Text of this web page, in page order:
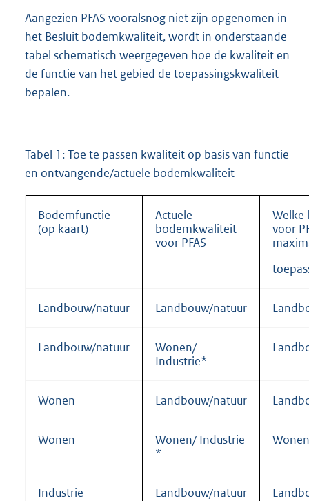
Aangezien PFAS vooralsnog niet zijn opgenomen in
het Besluit bodemkwaliteit, wordt in onderstaande
tabel schematisch weergegeven hoe de kwaliteit en
de functie van het gebied de toepassingskwaliteit
bepalen.
Tabel 1: Toe te passen kwaliteit op basis van functie
en ontvangende/actuele bodemkwaliteit
Bodemfunctie
(op kaart)
Actuele
bodemkwaliteit
voor PFAS
Welke
voor
Landbouw/natuur Landbouw/natuur
Landbouw/natuur
Wonen/
Industrie*
Wonen Landbouw/natuur
Wonen
Wonen/ Industrie
*
Industrie Landbouw/natuur